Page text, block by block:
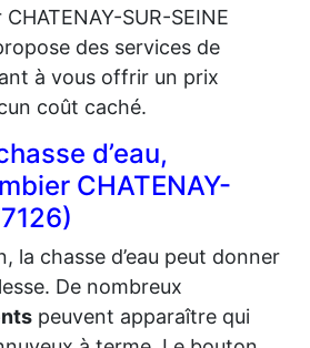
SUR-SEINE
des services de
à vous offrir un prix
coût caché.
d’eau,
CHATENAY-
la chasse d’eau peut donner
De nombreux
peuvent apparaître qui